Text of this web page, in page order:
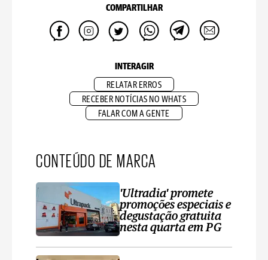
COMPARTILHAR
INTERAGIR
RELATAR ERROS
RECEBER NOTÍCIAS NO WHATS
FALAR COM A GENTE
CONTEÚDO DE MARCA
'Ultradia' promete
promoções especiais e
degustação gratuita
nesta quarta em PG